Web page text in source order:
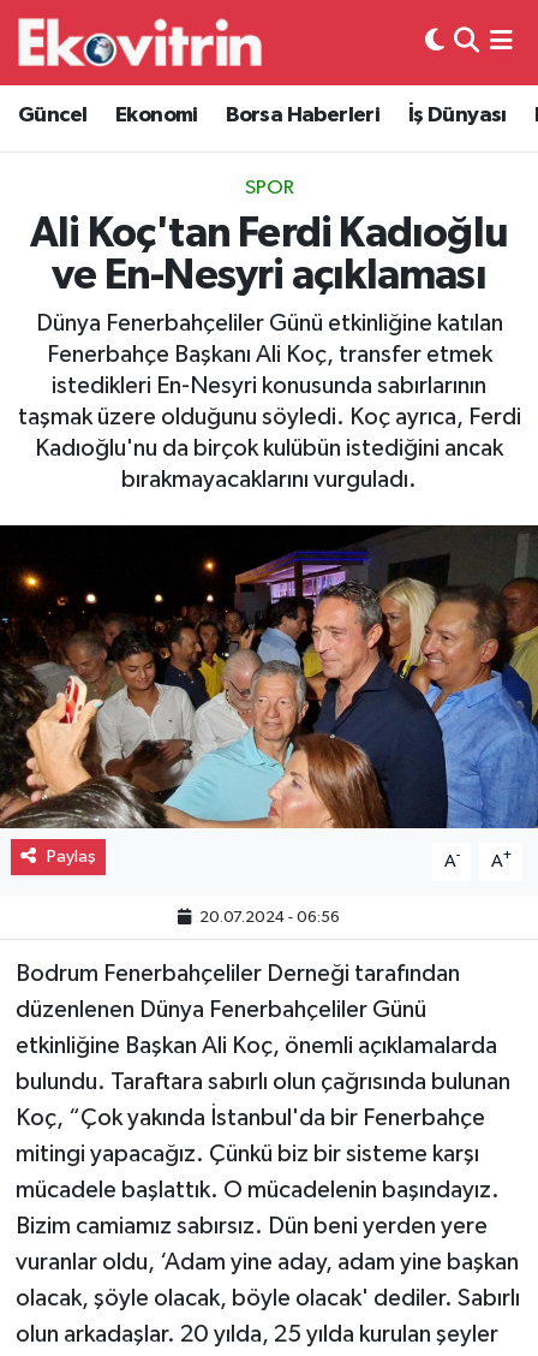
Güncel Ekonomi Borsa Haberleri İş Dünyası
SPOR
Ali Koç'tan Ferdi Kadıoğlu
ve En-Nesyri açıklaması
Dünya Fenerbahçeliler Günü etkinliğine katılan
Fenerbahçe Başkanı Ali Koç, transfer etmek
istedikleri En-Nesyri konusunda sabırlarının
taşmak üzere olduğunu söyledi. Koç ayrıca, Ferdi
Kadıoğlu'nu da birçok kulübün istediğini ancak
bırakmayacaklarını vurguladı.
Paylaş A- A+
20.07.2024 - 06:56
Bodrum Fenerbahçeliler Derneği tarafından
düzenlenen Dünya Fenerbahçeliler Günü
etkinliğine Başkan Ali Koç, önemli açıklamalarda
bulundu. Taraftara sabırlı olun çağrısında bulunan
Koç, “Çok yakında İstanbul'da bir Fenerbahçe
mitingi yapacağız. Çünkü biz bir sisteme karşı
mücadele başlattık. O mücadelenin başındayız.
Bizim camiamız sabırsız. Dün beni yerden yere
vuranlar oldu, ‘Adam yine aday, adam yine başkan
olacak, şöyle olacak, böyle olacak' dediler. Sabırlı
olun arkadaşlar. 20 yılda, 25 yılda kurulan şeyler
Güncel
Ekonomi
Borsa Haberleri
İş Dünyası
Lojistik
Otovitrin
Asayiş
Spor
Eğitim
Hava Durumu
Trafik Durumu
Süper Lig Puan Durumu ve Fikstür
Tüm Manşetler
Son Dakika Haberleri
Haber Arşivi